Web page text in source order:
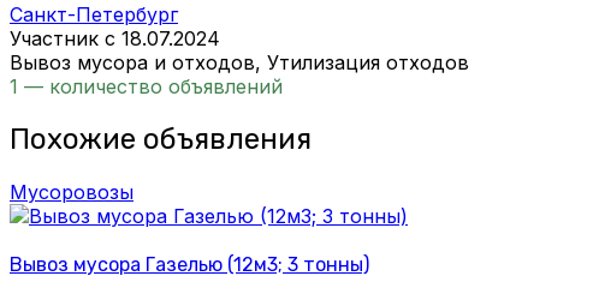
Санкт-Петербург
Участник с 18.07.2024
Вывоз мусора и отходов, Утилизация отходов
1 — количество объявлений
Похожие объявления
Мусоровозы
Вывоз мусора Газелью (12м3; 3 тонны)